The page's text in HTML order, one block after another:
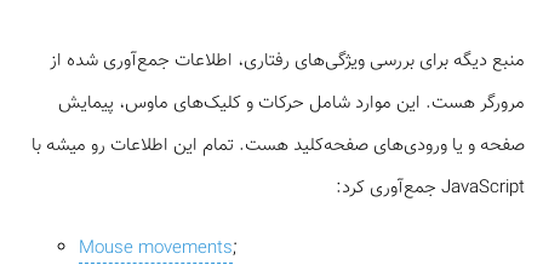
منبع دیگه برای بررسی ویژگی‌های رفتاری، اطلاعات جمع‌آوری شده از
مرورگر هست. این موارد شامل حرکات و کلیک‌های ماوس، پیمایش
صفحه و یا ورودی‌های صفحه‌کلید هست. تمام این اطلاعات رو میشه با
JavaScript جمع‌آوری کرد:
Mouse movements;